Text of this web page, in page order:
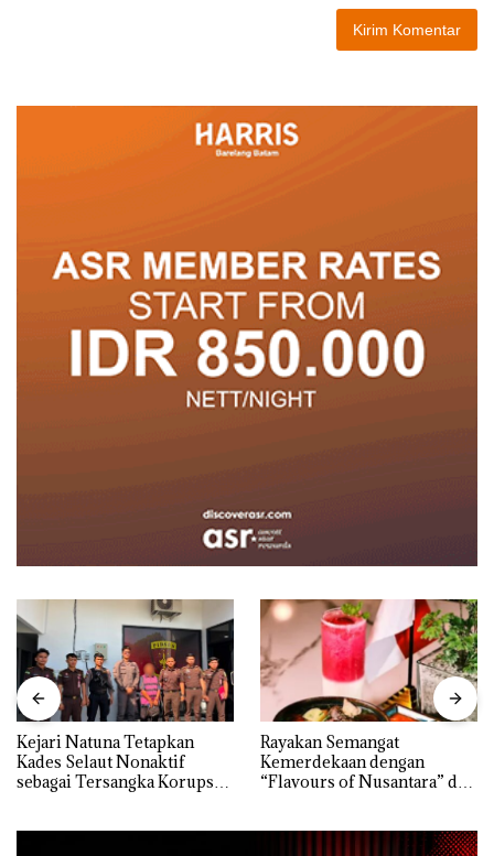
Kejari Natuna Tetapkan
Kades Selaut Nonaktif
sebagai Tersangka Korupsi
Rayakan Semangat
Kemerdekaan dengan
“Flavours of Nusantara” di